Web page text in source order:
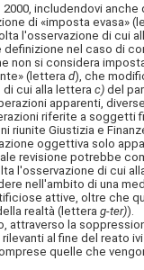
2000, includendovi
di «imposta evasa»
l'osservazione di cui
nel caso di
non si considera
(letterad), che
di cui alla letterac) del
apparenti,
riferite a
riunite Giustizia e
oggettiva solo
revisione potrebbe
l'osservazione di cui
nell'ambito di una
attive, oltre che
realtà (letterag-ter)).
la
al fine del reato
quelle che